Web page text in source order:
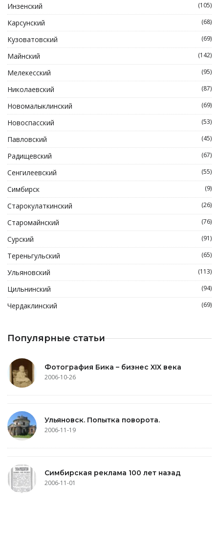
Инзенский (105)
Карсунский (68)
Кузоватовский (69)
Майнский (142)
Мелекесский (95)
Николаевский (87)
Новомалыклинский (69)
Новоспасский (53)
Павловский (45)
Радищевский (67)
Сенгилеевский (55)
Симбирск (9)
Старокулаткинский (26)
Старомайнский (76)
Сурский (91)
Тереньгульский (65)
Ульяновский (113)
Цильнинский (94)
Чердаклинский (69)
Популярные статьи
Фотография Бика – бизнес XIX века
2006-10-26
Ульяновск. Попытка поворота.
2006-11-19
Симбирская реклама 100 лет назад
2006-11-01